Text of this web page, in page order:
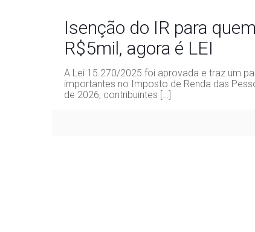
Isenção do IR para
R$5mil, agora é LEI
A Lei 15.270/2025 foi aprovada e traz um
importantes no Imposto de Renda das
de 2026, contribuintes […]